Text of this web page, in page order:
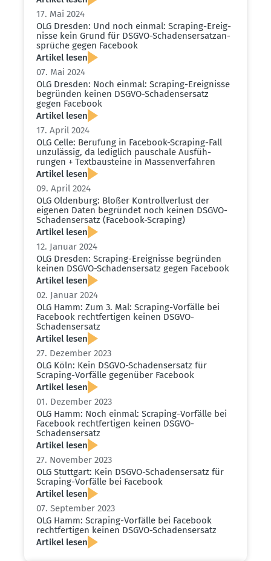
17. Mai 2024
OLG Dresden: Und noch einmal: Scraping-Ereig­
nisse kein Grund für DSGVO-Schadens­er­satz­an­
sprüche gegen Facebook
Artikel lesen
07. Mai 2024
OLG Dresden: Noch einmal: Scraping-Ereig­nisse
begründen keinen DSGVO-Schadens­ersatz
gegen Facebook
Artikel lesen
17. April 2024
OLG Celle: Berufung in Facebook-Scraping-Fall
unzulässig, da lediglich pauschale Ausfüh­
rungen + Textbau­steine in Massen­ver­fahren
Artikel lesen
09. April 2024
OLG Oldenburg: Bloßer Kontroll­verlust der
eigenen Daten begründet noch keinen DSGVO-
Schadens­ersatz (Facebook-Scraping)
Artikel lesen
12. Januar 2024
OLG Dresden: Scraping-Ereig­nisse begründen
keinen DSGVO-Schadens­ersatz gegen Facebook
Artikel lesen
02. Januar 2024
OLG Hamm: Zum 3. Mal: Scraping-Vorfälle bei
Facebook recht­fer­tigen keinen DSGVO-
Schadens­ersatz
Artikel lesen
27. Dezember 2023
OLG Köln: Kein DSGVO-Schadens­ersatz für
Scraping-Vorfälle gegenüber Facebook
Artikel lesen
01. Dezember 2023
OLG Hamm: Noch einmal: Scraping-Vorfälle bei
Facebook recht­fer­tigen keinen DSGVO-
Schadens­ersatz
Artikel lesen
27. November 2023
OLG Stuttgart: Kein DSGVO-Schadens­ersatz für
Scraping-Vorfälle bei Facebook
Artikel lesen
07. September 2023
OLG Hamm: Scraping-Vorfälle bei Facebook
recht­fer­tigen keinen DSGVO-Schadens­ersatz
Artikel lesen